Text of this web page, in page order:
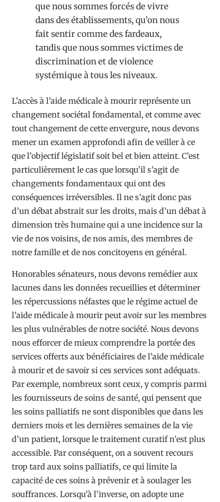
que nous sommes forcés de vivre
dans des établissements, qu’on nous
fait sentir comme des fardeaux,
tandis que nous sommes victimes de
discrimination et de violence
systémique à tous les niveaux.
L’accès à l’aide médicale à mourir représente un
changement sociétal fondamental, et comme avec
tout changement de cette envergure, nous devons
mener un examen approfondi afin de veiller à ce
que l’objectif législatif soit bel et bien atteint. C’est
particulièrement le cas que lorsqu’il s’agit de
changements fondamentaux qui ont des
conséquences irréversibles. Il ne s’agit donc pas
d’un débat abstrait sur les droits, mais d’un débat à
dimension très humaine qui a une incidence sur la
vie de nos voisins, de nos amis, des membres de
notre famille et de nos concitoyens en général.
Honorables sénateurs, nous devons remédier aux
lacunes dans les données recueillies et déterminer
les répercussions néfastes que le régime actuel de
l’aide médicale à mourir peut avoir sur les membres
les plus vulnérables de notre société. Nous devons
nous efforcer de mieux comprendre la portée des
services offerts aux bénéficiaires de l’aide médicale
à mourir et de savoir si ces services sont adéquats.
Par exemple, nombreux sont ceux, y compris parmi
les fournisseurs de soins de santé, qui pensent que
les soins palliatifs ne sont disponibles que dans les
derniers mois et les dernières semaines de la vie
d’un patient, lorsque le traitement curatif n’est plus
accessible. Par conséquent, on a souvent recours
trop tard aux soins palliatifs, ce qui limite la
capacité de ces soins à prévenir et à soulager les
souffrances. Lorsqu’à l’inverse, on adopte une